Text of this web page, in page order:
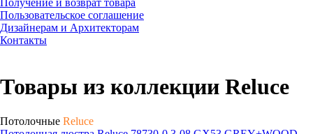
Получение и возврат товара
Пользовательское соглашение
Дизайнерам и Архитекторам
Контакты
Товары из коллекции Reluce
Потолочные Reluce